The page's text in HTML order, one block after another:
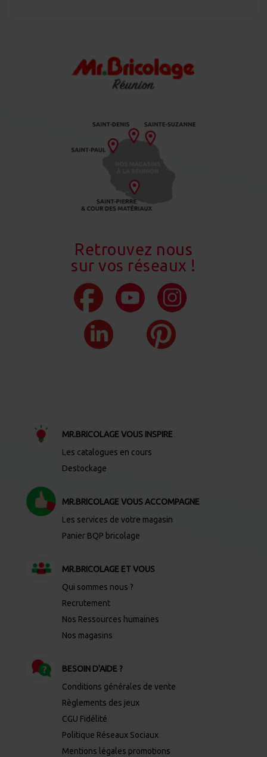
Retrouvez nous
sur vos réseaux !
MR.BRICOLAGE VOUS INSPIRE
Les catalogues en cours
Destockage
MR.BRICOLAGE VOUS ACCOMPAGNE
Les services de votre magasin
Panier BQP bricolage
MR.BRICOLAGE ET VOUS
Qui sommes nous ?
Recrutement
Nos Ressources humaines
Nos magasins
BESOIN D'AIDE ?
Conditions générales de vente
Règlements des jeux
CGU Fidélité
Politique Réseaux Sociaux
Mentions légales promotions